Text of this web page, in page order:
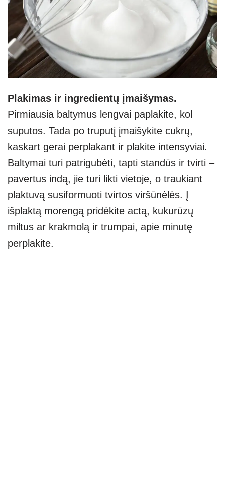
Plakimas ir ingredientų įmaišymas.
Pirmiausia baltymus lengvai paplakite, kol
suputos. Tada po truputį įmaišykite cukrų,
kaskart gerai perplakant ir plakite intensyviai.
Baltymai turi patrigubėti, tapti standūs ir tvirti –
pavertus indą, jie turi likti vietoje, o traukiant
plaktuvą susiformuoti tvirtos viršūnėlės. Į
išplaktą morengą pridėkite actą, kukurūzų
miltus ar krakmolą ir trumpai, apie minutę
perplakite.